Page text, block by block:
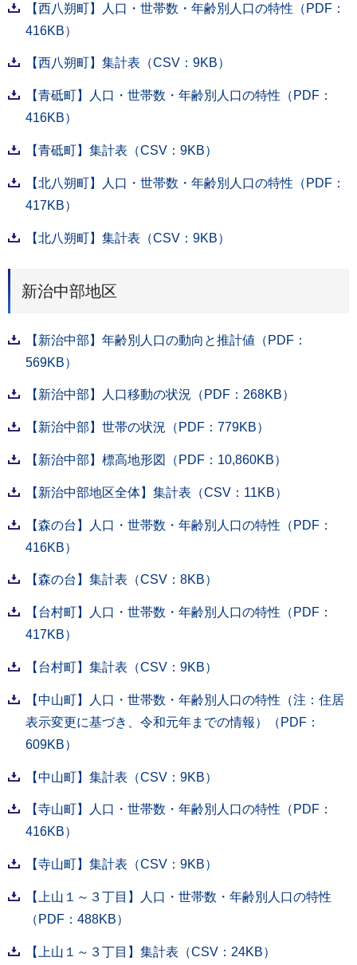
【西八朔町】人口・世帯数・年齢別人口の特性（PDF：
416KB）
【西八朔町】集計表（CSV：9KB）
【青砥町】人口・世帯数・年齢別人口の特性（PDF：
416KB）
【青砥町】集計表（CSV：9KB）
【北八朔町】人口・世帯数・年齢別人口の特性（PDF：
417KB）
【北八朔町】集計表（CSV：9KB）
新治中部地区
【新治中部】年齢別人口の動向と推計値（PDF：
569KB）
【新治中部】人口移動の状況（PDF：268KB）
【新治中部】世帯の状況（PDF：779KB）
【新治中部】標高地形図（PDF：10,860KB）
【新治中部地区全体】集計表（CSV：11KB）
【森の台】人口・世帯数・年齢別人口の特性（PDF：
416KB）
【森の台】集計表（CSV：8KB）
【台村町】人口・世帯数・年齢別人口の特性（PDF：
417KB）
【台村町】集計表（CSV：9KB）
【中山町】人口・世帯数・年齢別人口の特性（注：住居
表示変更に基づき、令和元年までの情報）（PDF：
609KB）
【中山町】集計表（CSV：9KB）
【寺山町】人口・世帯数・年齢別人口の特性（PDF：
416KB）
【寺山町】集計表（CSV：9KB）
【上山１～３丁目】人口・世帯数・年齢別人口の特性
（PDF：488KB）
【上山１～３丁目】集計表（CSV：24KB）